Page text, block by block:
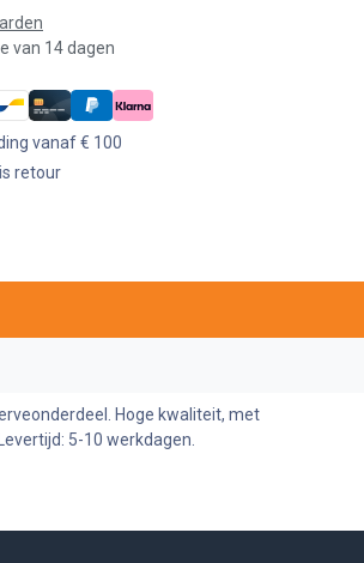
van 14 dagen
vanaf € 100
retour
Hoge kwaliteit, met
5-10 werkdagen.